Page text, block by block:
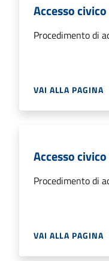
Accesso
Procedimento di
VAI ALLA PAGINA
Accesso
Procedimento di
VAI ALLA PAGINA